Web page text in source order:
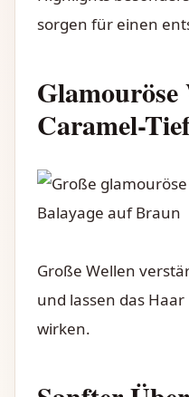
sorgen für einen
Caramel-
Große Wellen
und lassen das
wirken.